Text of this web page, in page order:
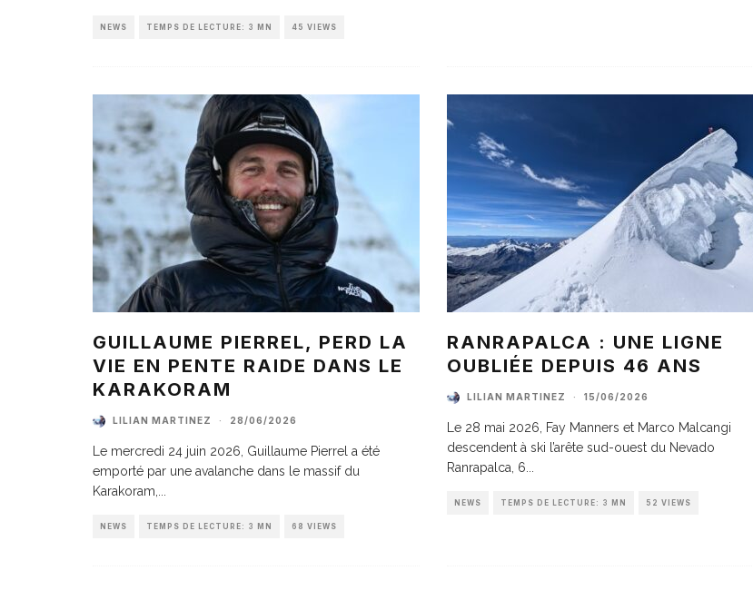
NEWS TEMPS DE LECTURE: 3 MN 45 VIEWS
GUILLAUME PIERREL, PERD LA
VIE EN PENTE RAIDE DANS LE
KARAKORAM
LILIAN MARTINEZ · 28/06/2026
Le mercredi 24 juin 2026, Guillaume Pierrel a été
emporté par une avalanche dans le massif du
Karakoram,
NEWS TEMPS DE LECTURE: 3 MN 68 VIEWS
RANRAPALCA : UNE LIGNE
OUBLIÉE DEPUIS 46 ANS
LILIAN MARTINEZ · 15/06/2026
Le 28 mai 2026, Fay Manners et Marco Malcangi
descendent à ski l’arête sud-ouest du Nevado
Ranrapalca, 6
NEWS TEMPS DE LECTURE: 3 MN 52 VIEWS